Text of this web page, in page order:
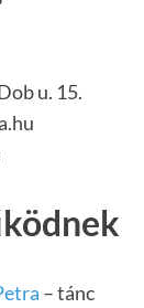
u. 15.
– tánc